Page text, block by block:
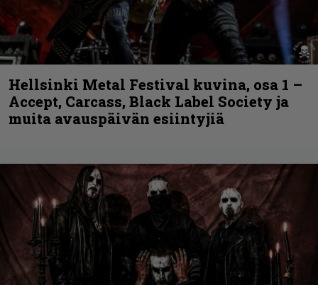
Hellsinki Metal Festival kuvina, osa 1 –
Accept, Carcass, Black Label Society ja
muita avauspäivän esiintyjiä